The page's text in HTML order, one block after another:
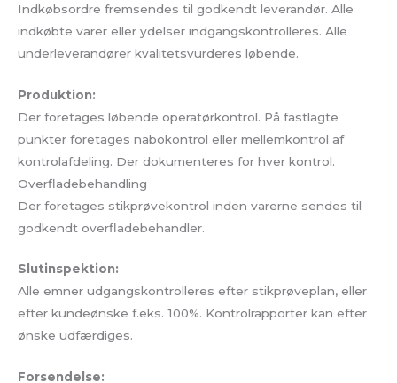
Indkøbsordre fremsendes til godkendt leverandør. Alle
indkøbte varer eller ydelser indgangskontrolleres. Alle
underleverandører kvalitetsvurderes løbende.
Produktion:
Der foretages løbende operatørkontrol. På fastlagte
punkter foretages nabokontrol eller mellemkontrol af
kontrolafdeling. Der dokumenteres for hver kontrol.
Overfladebehandling
Der foretages stikprøvekontrol inden varerne sendes til
godkendt overfladebehandler.
Slutinspektion:
Alle emner udgangskontrolleres efter stikprøveplan, eller
efter kundeønske f.eks. 100%. Kontrolrapporter kan efter
ønske udfærdiges.
Forsendelse: